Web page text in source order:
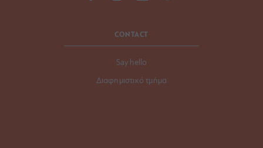
CONTACT
Say hello
Διαφημιστικό τμήμα